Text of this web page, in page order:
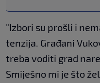
"Izbori su prošli i
tenzija. Građani
treba voditi grad
Smiješno mi je što